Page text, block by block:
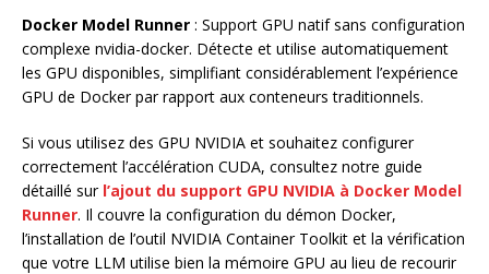
Docker Model Runner : Support GPU natif sans configuration
complexe nvidia-docker. Détecte et utilise automatiquement
les GPU disponibles, simplifiant considérablement l’expérience
GPU de Docker par rapport aux conteneurs traditionnels.
Si vous utilisez des GPU NVIDIA et souhaitez configurer
correctement l’accélération CUDA, consultez notre guide
détaillé sur l’ajout du support GPU NVIDIA à Docker Model
Runner. Il couvre la configuration du démon Docker,
l’installation de l’outil NVIDIA Container Toolkit et la vérification
que votre LLM utilise bien la mémoire GPU au lieu de recourir